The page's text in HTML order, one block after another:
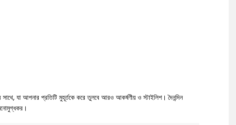
যা আপনার প্রতিটি মুহূর্তকে করে তুলবে আরও আকর্ষণীয় ও স্টাইলিশ। দৈনন্দিন